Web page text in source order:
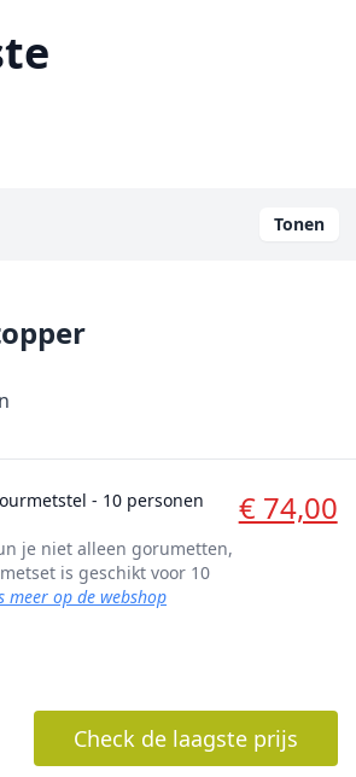
Tonen
- 10 personen € 74,00
je niet alleen gorumetten,
is geschikt voor 10
meer op de webshop
Check de laagste prijs